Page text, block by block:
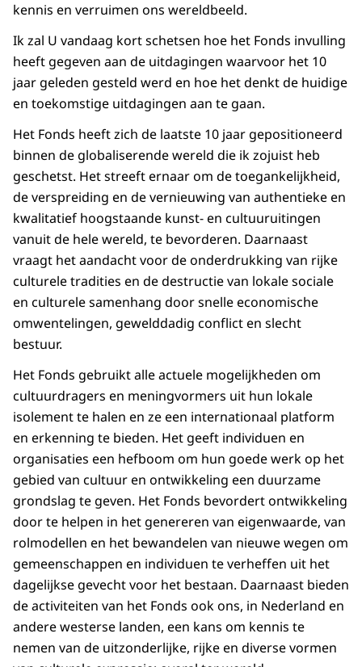
kennis en verruimen ons wereldbeeld.
Ik zal U vandaag kort schetsen hoe het Fonds invulling
heeft gegeven aan de uitdagingen waarvoor het 10
jaar geleden gesteld werd en hoe het denkt de huidige
en toekomstige uitdagingen aan te gaan.
Het Fonds heeft zich de laatste 10 jaar gepositioneerd
binnen de globaliserende wereld die ik zojuist heb
geschetst. Het streeft ernaar om de toegankelijkheid,
de verspreiding en de vernieuwing van authentieke en
kwalitatief hoogstaande kunst- en cultuuruitingen
vanuit de hele wereld, te bevorderen. Daarnaast
vraagt het aandacht voor de onderdrukking van rijke
culturele tradities en de destructie van lokale sociale
en culturele samenhang door snelle economische
omwentelingen, gewelddadig conflict en slecht
bestuur.
Het Fonds gebruikt alle actuele mogelijkheden om
cultuurdragers en meningvormers uit hun lokale
isolement te halen en ze een internationaal platform
en erkenning te bieden. Het geeft individuen en
organisaties een hefboom om hun goede werk op het
gebied van cultuur en ontwikkeling een duurzame
grondslag te geven. Het Fonds bevordert ontwikkeling
door te helpen in het genereren van eigenwaarde, van
rolmodellen en het bewandelen van nieuwe wegen om
gemeenschappen en individuen te verheffen uit het
dagelijkse gevecht voor het bestaan. Daarnaast bieden
de activiteiten van het Fonds ook ons, in Nederland en
andere westerse landen, een kans om kennis te
nemen van de uitzonderlijke, rijke en diverse vormen